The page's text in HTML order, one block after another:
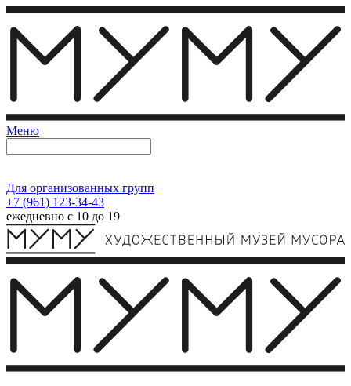
Меню
Для организованных групп
+7 (961) 123-34-43
ежедневно с 10 до 19